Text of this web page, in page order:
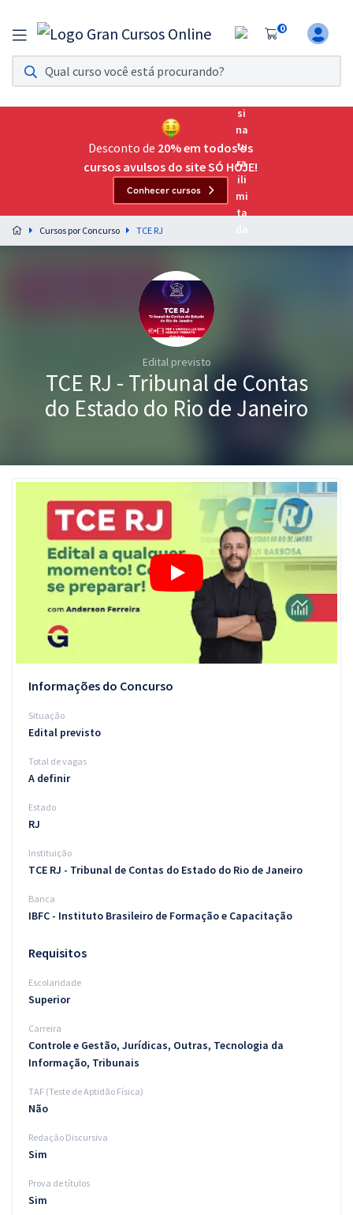
0
Assinatura Ilimitada 11
Acesso a todos os cursos. Teste grátis por 7 dias!
Assinatura OAB Até Passar
Acesso ilimitado a toda preparação para o Exame da
Preparação completa e intensiva para as principais
residências em saúde do Brasil
Graduação
Questões grátis
Conteúdo gratuito
Aprovados
Desconto de 20% em todos os
cursos avulsos do site SÓ HOJE!
Conhecer cursos
Cursos por Concurso TCE RJ
Edital previsto
TCE RJ - Tribunal de Contas
do Estado do Rio de Janeiro
Informações do Concurso
Situação
Edital previsto
Total de vagas
A definir
Estado
RJ
Instituição
TCE RJ - Tribunal de Contas do Estado do Rio de Janeiro
Banca
IBFC - Instituto Brasileiro de Formação e Capacitação
Requisitos
Escolaridade
Superior
Carreira
Controle e Gestão, Jurídicas, Outras, Tecnologia da
Informação, Tribunais
TAF (Teste de Aptidão Física)
Não
Redação Discursiva
Sim
Prova de títulos
Sim